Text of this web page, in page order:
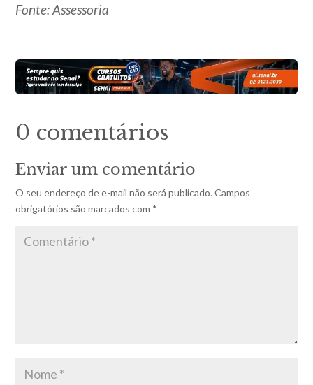
Fonte: Assessoria
0 comentários
Enviar um comentário
O seu endereço de e-mail não será publicado. Campos
obrigatórios são marcados com *